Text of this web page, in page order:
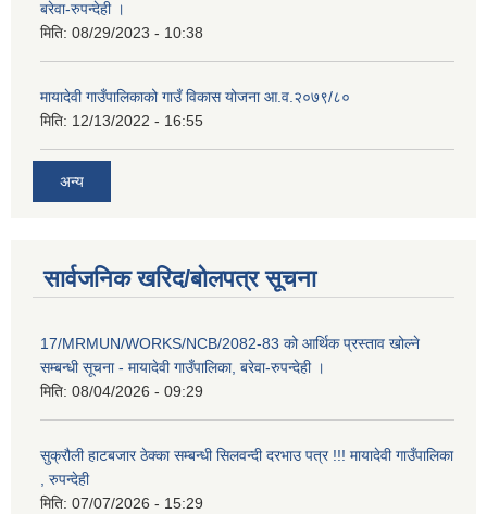
बरेवा-रुपन्देही ।
मिति: 08/29/2023 - 10:38
मायादेवी गाउँपालिकाको गाउँ विकास योजना आ.व.२०७९/८०
मिति: 12/13/2022 - 16:55
अन्य
सार्वजनिक खरिद/बोलपत्र सूचना
17/MRMUN/WORKS/NCB/2082-83 को आर्थिक प्रस्ताव खोल्ने
सम्बन्धी सूचना - मायादेवी गाउँपालिका, बरेवा-रुपन्देही ।
मिति: 08/04/2026 - 09:29
सुक्रौली हाटबजार ठेक्का सम्बन्धी सिलवन्दी दरभाउ पत्र !!! मायादेवी गाउँपालिका
, रुपन्देही
मिति: 07/07/2026 - 15:29